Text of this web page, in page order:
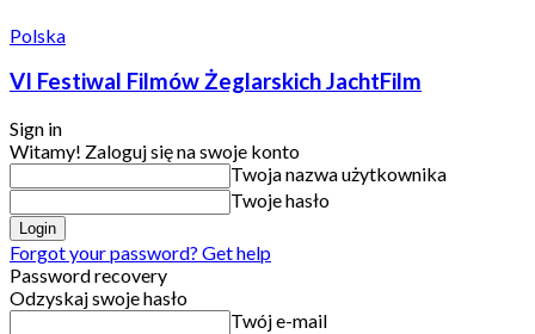
Polska
VI Festiwal Filmów Żeglarskich JachtFilm
Sign in
Witamy! Zaloguj się na swoje konto
Twoja nazwa użytkownika
Twoje hasło
Forgot your password? Get help
Password recovery
Odzyskaj swoje hasło
Twój e-mail